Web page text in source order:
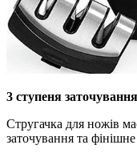
3 ступеня заточування
Стругачка для ножів
заточування та